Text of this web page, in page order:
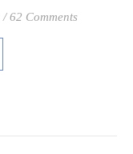
/ 62 Comments